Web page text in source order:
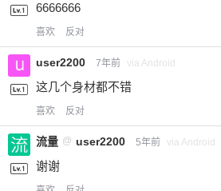
6666666
喜欢 反对
user2200 7年前 via Android
这几个身材都不错
喜欢 反对
流量 @ user2200 5年前 via Android
谢谢